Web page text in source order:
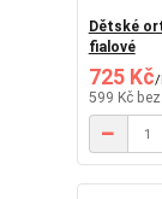
Dětské
fialové
725 Kč/
599 Kč